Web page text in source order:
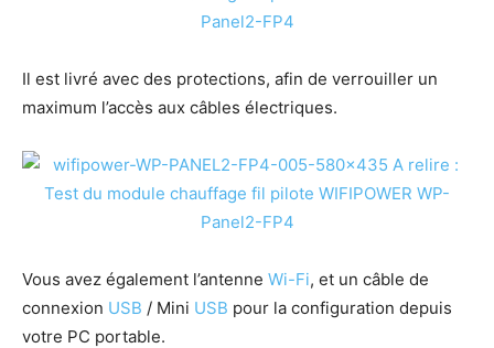
Il est livré avec des protections, afin de verrouiller un
maximum l’accès aux câbles électriques.
Vous avez également l’antenne Wi-Fi, et un câble de
connexion USB / Mini USB pour la configuration depuis
votre PC portable.